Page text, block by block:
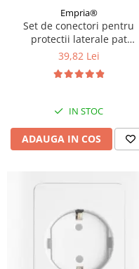
Empria®
Set de conectori pentru
protectii laterale pat
PREMIUM XXL, 81-96 cm
39,82 Lei
IN STOC
ADAUGA IN COS